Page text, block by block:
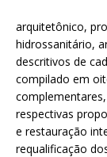
arquitetônico,
hidrossanitário,
descritivos de
compilado em
respectivas
e restauração
requalificação